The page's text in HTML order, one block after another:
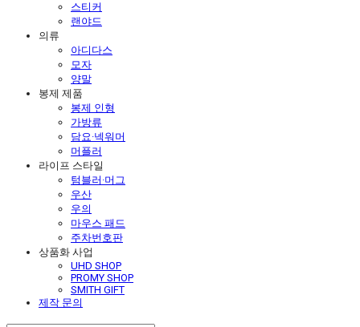
스티커
랜야드
의류
아디다스
모자
양말
봉제 제품
봉제 인형
가방류
담요·넥워머
머플러
라이프 스타일
텀블러·머그
우산
우의
마우스 패드
주차번호판
상품화 사업
UHD SHOP
PROMY SHOP
SMITH GIFT
제작 문의